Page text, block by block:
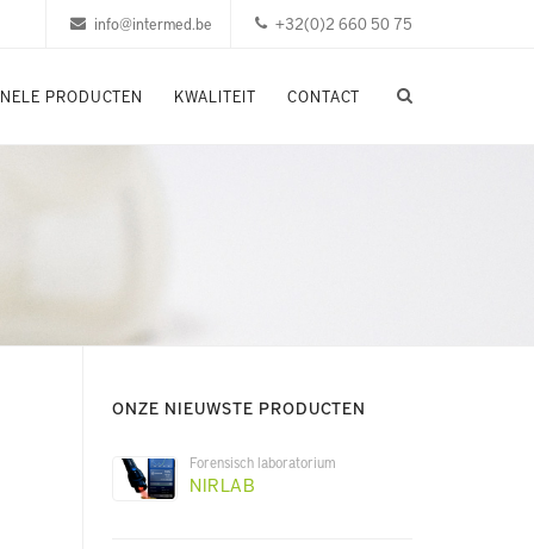
+32(0)2 660 50 75
info@intermed.be
PRODUCTEN KWALITEIT CONTACT
ONZE NIEUWSTE PRODUCTEN
Forensisch laboratorium
NIRLAB